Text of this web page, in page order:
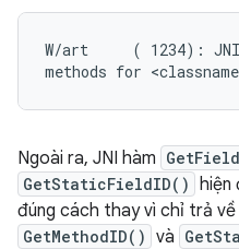
W/art     ( 1234): JNI
Ngoài ra, JNI hàm
GetStaticFieldID() hiện
đúng cách thay vì chỉ trả
GetMethodID() và